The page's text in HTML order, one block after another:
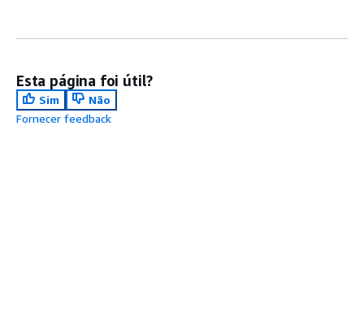
Esta página foi útil?
Sim
Não
Fornecer feedback